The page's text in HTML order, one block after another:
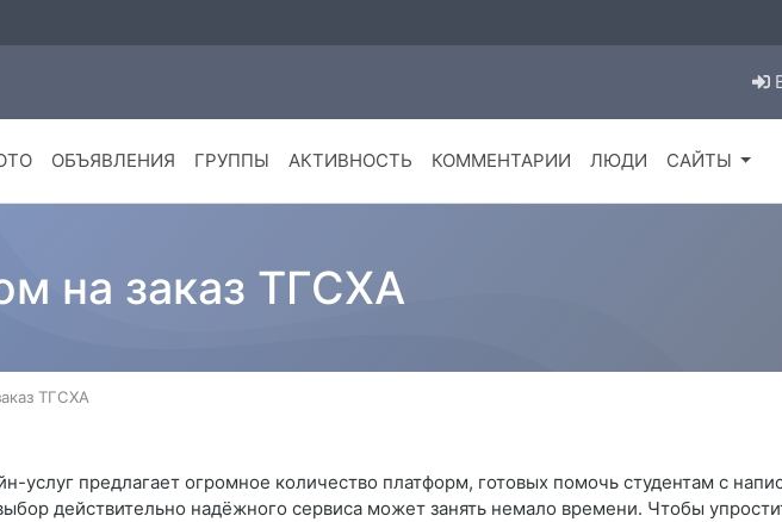
ОБЪЯВЛЕНИЯ ГРУППЫ АКТИВНОСТЬ КОММЕНТАРИИ ЛЮДИ САЙТЫ
на заказ ТГСХА
ТГСХА
услуг предлагает огромное количество платформ, готовых помочь студентам с
действительно надёжного сервиса может занять немало времени. Чтобы